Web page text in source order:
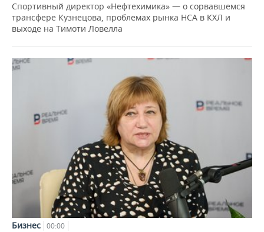
Спортивный директор «Нефтехимика» — о сорвавшемся
трансфере Кузнецова, проблемах рынка НСА в КХЛ и
выходе на Тимоти Ловелла
Бизнес 00:00